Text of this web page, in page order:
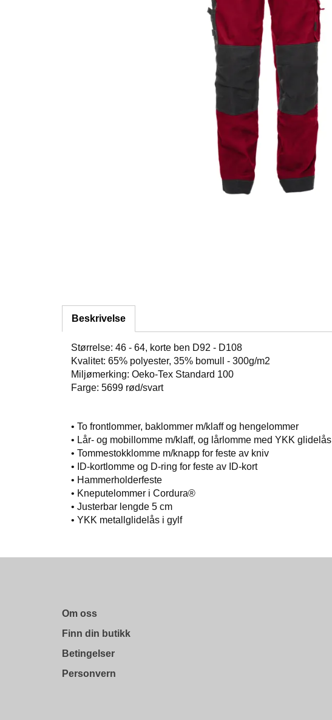
Beskrivelse
Størrelse: 46 - 64, korte ben D92 - D108
Kvalitet: 65% polyester, 35% bomull - 300g/m2
Miljømerking: Oeko-Tex Standard 100
Farge: 5699 rød/svart
• To frontlommer, baklommer m/klaff og hengelommer
• Lår- og mobillomme m/klaff, og lårlomme med YKK glidelås
• Tommestokklomme m/knapp for feste av kniv
• ID-kortlomme og D-ring for feste av ID-kort
• Hammerholderfeste
• Kneputelommer i Cordura®
• Justerbar lengde 5 cm
• YKK metallglidelås i gylf
Om oss
Finn din butikk
Betingelser
Personvern